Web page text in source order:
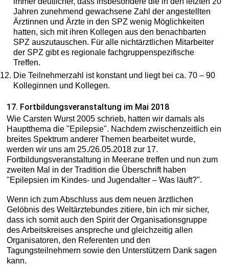
Jahren zunehmend gewachsene Zahl der angestellten
Ärztinnen und Ärzte in den SPZ wenig Möglichkeiten
hatten, sich mit ihren Kollegen aus den benachbarten
SPZ auszutauschen. Für alle nichtärztlichen Mitarbeiter
der SPZ gibt es regionale fachgruppenspezifische
Treffen.
Die Teilnehmerzahl ist konstant und liegt bei ca. 70 – 90
Kolleginnen und Kollegen.
17. Fortbildungsveranstaltung im Mai 2018
Wie Carsten Wurst 2005 schrieb, hatten wir damals als
Hauptthema die "Epilepsie". Nachdem zwischenzeitlich ein
breites Spektrum anderer Themen bearbeitet wurde,
werden wir uns am 25./26.05.2018 zur 17.
Fortbildungsveranstaltung in Meerane treffen und nun zum
zweiten Mal in der Tradition die Überschrift haben
"Epilepsien im Kindes- und Jugendalter – Was läuft?".
Wenn ich zum Abschluss aus dem neuen ärztlichen
Gelöbnis des Weltärztebundes zitiere, bin ich mir sicher,
dass ich somit auch den Spirit der Organisationsgruppe
des Arbeitskreises anspreche und gleichzeitig allen
Organisatoren, den Referenten und den
Tagungsteilnehmern sowie den Unterstützern Dank sagen
kann.